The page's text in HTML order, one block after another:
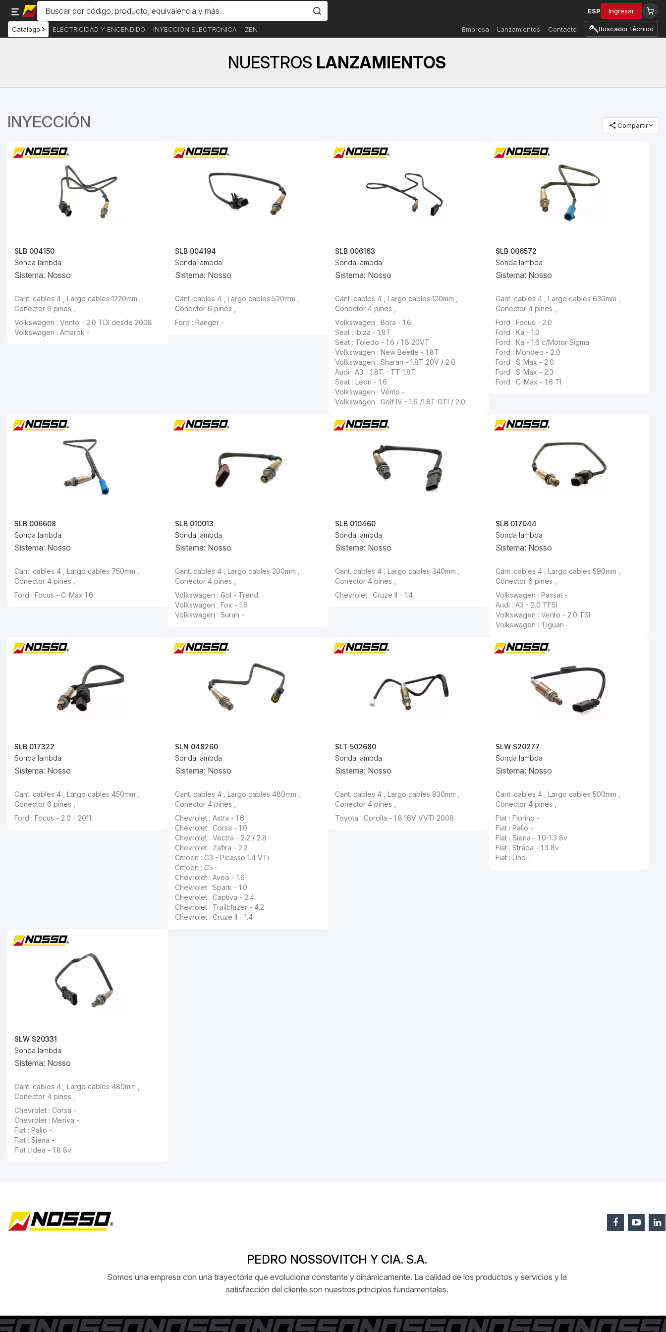
ESP Ingresar
Catálogo ELECTRICIDAD Y ENCENDIDO INYECCIÓN ELECTRÓNICA ZEN Empresa Lanzamientos Contacto Buscador técnico
NUESTROS LANZAMIENTOS
INYECCIÓN Compartir
SLB 004150
Sonda lambda
Sistema: Nosso
Cant. cables 4 , Largo cables 1220mm ,
Conector 6 pines ,
Volkswagen : Vento - 2.0 TDI desde 2008
Volkswagen : Amarok -
SLB 004194
Sonda lambda
Sistema: Nosso
Cant. cables 4 , Largo cables 520mm ,
Conector 6 pines ,
Ford : Ranger -
SLB 006163
Sonda lambda
Sistema: Nosso
Cant. cables 4 , Largo cables 120mm ,
Conector 4 pines ,
Volkswagen : Bora - 1.6
Seat : Ibiza - 1.8T
Seat : Toledo - 1.6 / 1.8 20VT
Volkswagen : New Beetle - 1.8T
Volkswagen : Sharan - 1.8T 20V / 2.0
Audi : A3 - 1.8T - TT 1.8T
Seat : Leon - 1.6
Volkswagen : Vento -
Volkswagen : Golf IV - 1.6 /1.8T GTI / 2.0
SLB 006572
Sonda lambda
Sistema: Nosso
Cant. cables 4 , Largo cables 630mm ,
Conector 4 pines ,
Ford : Focus - 2.0
Ford : Ka - 1.0
Ford : Ka - 1.6 c/Motor Sigma
Ford : Mondeo - 2.0
Ford : S-Max - 2.0
Ford : S-Max - 2.3
Ford : C-Max - 1.6 TI
SLB 006608
Sonda lambda
Sistema: Nosso
Cant. cables 4 , Largo cables 750mm ,
Conector 4 pines ,
Ford : Focus - C-Max 1.6
SLB 010013
Sonda lambda
Sistema: Nosso
Cant. cables 4 , Largo cables 300mm ,
Conector 4 pines ,
Volkswagen : Gol - Trend
Volkswagen : Fox - 1.6
Volkswagen : Suran -
SLB 010460
Sonda lambda
Sistema: Nosso
Cant. cables 4 , Largo cables 340mm ,
Conector 4 pines ,
Chevrolet : Cruze II - 1.4
SLB 017044
Sonda lambda
Sistema: Nosso
Cant. cables 4 , Largo cables 590mm ,
Conector 6 pines ,
Volkswagen : Passat -
Audi : A3 - 2.0 TFSI
Volkswagen : Vento - 2.0 TSI
Volkswagen : Tiguan -
SLB 017322
Sonda lambda
Sistema: Nosso
Cant. cables 4 , Largo cables 450mm ,
Conector 6 pines ,
Ford : Focus - 2.0 - 2011
SLN 048260
Sonda lambda
Sistema: Nosso
Cant. cables 4 , Largo cables 480mm ,
Conector 4 pines ,
Chevrolet : Astra - 1.6
Chevrolet : Corsa - 1.0
Chevrolet : Vectra - 2.2 / 2.8
Chevrolet : Zafira - 2.2
Citroën : C3 - Picasso 1.4 VTi
Citroën : C5 -
Chevrolet : Aveo - 1.6
Chevrolet : Spark - 1.0
Chevrolet : Captiva - 2.4
Chevrolet : Trailblazer - 4.2
Chevrolet : Cruze II - 1.4
SLT 502680
Sonda lambda
Sistema: Nosso
Cant. cables 4 , Largo cables 830mm ,
Conector 4 pines ,
Toyota : Corolla - 1.8 16V VVTI 2008
SLW S20277
Sonda lambda
Sistema: Nosso
Cant. cables 4 , Largo cables 500mm ,
Conector 4 pines ,
Fiat : Fiorino -
Fiat : Palio -
Fiat : Siena - 1.0-1.3 8v
Fiat : Strada - 1.3 8v
Fiat : Uno -
SLW S20331
Sonda lambda
Sistema: Nosso
Cant. cables 4 , Largo cables 480mm ,
Conector 4 pines ,
Chevrolet : Corsa -
Chevrolet : Meriva -
Fiat : Palio -
Fiat : Siena -
Fiat : Idea - 1.8 8v
PEDRO NOSSOVITCH Y CIA. S.A.
Somos una empresa con una trayectoria que evoluciona constante y dinámicamente. La calidad de los productos y servicios y la
satisfacción del cliente son nuestros principios fundamentales.